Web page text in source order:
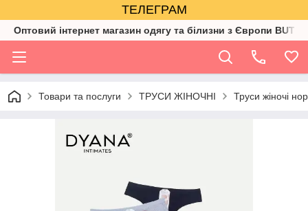
ТЕЛЕГРАМ
Оптовий інтернет магазин одягу та білизни з Європи BUTIK
Товари та послуги ТРУСИ ЖІНОЧНІ Труси жіночі